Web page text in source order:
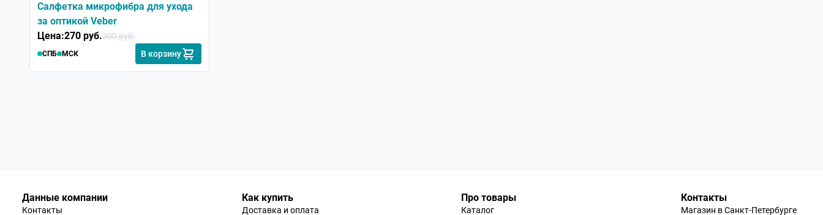
Салфетка микрофибра для ухода
за оптикой Veber
Цена:270 руб.300 руб.
СПБ МСК В корзину
Данные компании
Контакты
Как купить
Доставка и оплата
Про товары
Каталог
Контакты
Магазин в Санкт-Петербурге